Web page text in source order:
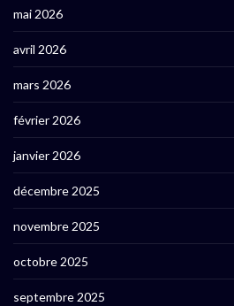
mai 2026
avril 2026
mars 2026
février 2026
janvier 2026
décembre 2025
novembre 2025
octobre 2025
septembre 2025